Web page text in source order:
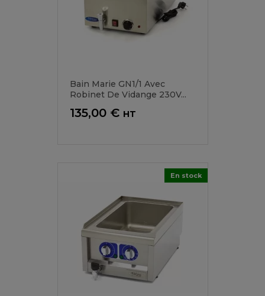
Bain Marie GN1/1 Avec
Robinet De Vidange 230V...
Prix
135,00 € HT
En stock